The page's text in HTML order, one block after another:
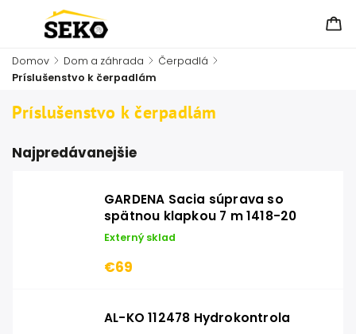
Domov / Dom a záhrada / Čerpadlá /
Príslušenstvo k čerpadlám
Príslušenstvo k čerpadlám
Najpredávanejšie
GARDENA Sacia súprava so
spätnou klapkou 7 m 1418-20
Externý sklad
€69
AL-KO 112478 Hydrokontrola